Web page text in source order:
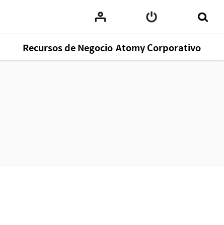
Recursos de Negocio Atomy Corporativo